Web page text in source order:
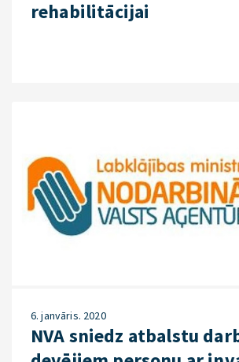
rehabilitācijai
6. janvāris. 2020
NVA sniedz atbalstu